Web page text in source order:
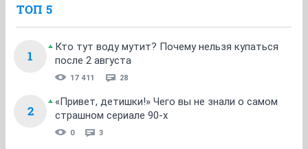
ТОП 5
1
Кто тут воду мутит? Почему нельзя купаться
после 2 августа
17 411 28
2
«Привет, детишки!» Чего вы не знали о самом
страшном сериале 90-х
0 3